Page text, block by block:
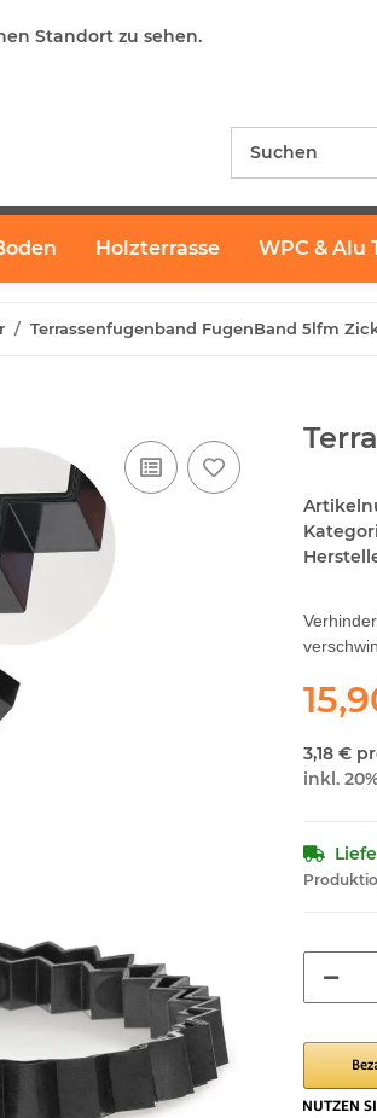
Standort zu sehen.
Holzterrasse WPC & Alu
Terrassenfugenband FugenBand 5lfm
3,18 €
inkl.